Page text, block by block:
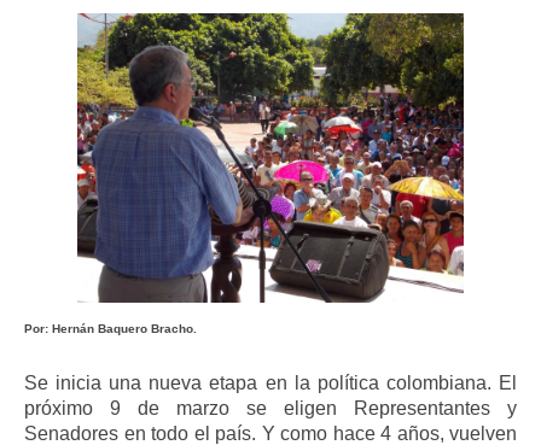
con
el
pro
gra
ma
Por: Hernán Baquero Bracho.
Se inicia una nueva etapa en la política colombiana. El
próximo 9 de marzo se eligen Representantes y
Senadores en todo el país. Y como hace 4 años, vuelven